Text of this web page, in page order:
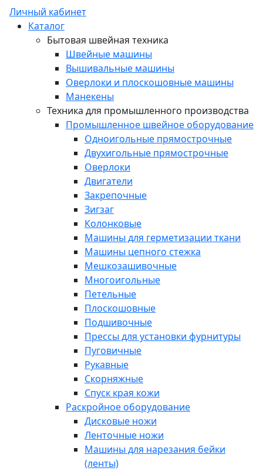
Личный кабинет
Каталог
Бытовая швейная техника
Швейные машины
Вышивальные машины
Оверлоки и плоскошовные машины
Манекены
Техника для промышленного производства
Промышленное швейное оборудование
Одноигольные прямострочные
Двухигольные прямострочные
Оверлоки
Двигатели
Закрепочные
Зигзаг
Колонковые
Машины для герметизации ткани
Машины цепного стежка
Мешкозашивочные
Многоигольные
Петельные
Плоскошовные
Подшивочные
Прессы для установки фурнитуры
Пуговичные
Рукавные
Скорняжные
Спуск края кожи
Раскройное оборудование
Дисковые ножи
Ленточные ножи
Машины для нарезания бейки
(ленты)